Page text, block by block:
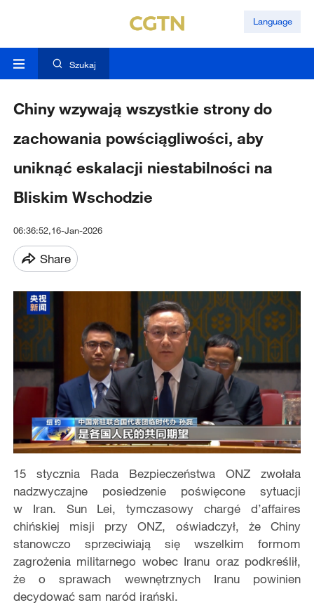
Language
Szukaj
Chiny wzywają wszystkie strony do
zachowania powściągliwości, aby
uniknąć eskalacji niestabilności na
Bliskim Wschodzie
06:36:52,16-Jan-2026
Share
15 stycznia Rada Bezpieczeństwa ONZ zwołała
nadzwyczajne posiedzenie poświęcone sytuacji
w Iran. Sun Lei, tymczasowy chargé d’affaires
chińskiej misji przy ONZ, oświadczył, że Chiny
stanowczo sprzeciwiają się wszelkim formom
zagrożenia militarnego wobec Iranu oraz podkreślił,
że o sprawach wewnętrznych Iranu powinien
decydować sam naród irański.